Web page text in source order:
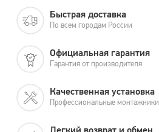
Быстрая доставка
По всем городам России
Официальная гарантия
Гарантия от производителя
Качественная установка
Профессиональные монтажники